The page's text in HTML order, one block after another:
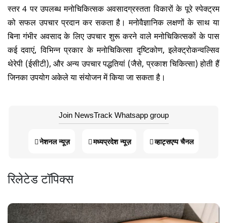
स्तर 4 पर उपलब्ध मनोचिकित्सक अवसादग्रस्तता विकारों के पूरे स्पेक्ट्रम
को सफल उपचार प्रदान कर सकता है। मनोवैज्ञानिक लक्षणों के साथ या
बिना गंभीर अवसाद के लिए उपचार शुरू करने वाले मनोचिकित्सकों के पास
कई दवाएं, विभिन्न प्रकार के मनोचिकित्सा दृष्टिकोण, इलेक्ट्रोकन्वल्सिव
थेरेपी (ईसीटी), और अन्य उपचार पद्धतियां (जैसे, प्रकाश चिकित्सा) होती हैं
जिनका उपयोग अकेले या संयोजन में किया जा सकता है।
Join NewsTrack Whatsapp group
नेशनल न्यूज़ मध्यप्रदेश न्यूज़ व्हाट्सएप्प चैनल
रिलेटेड टॉपिक्स